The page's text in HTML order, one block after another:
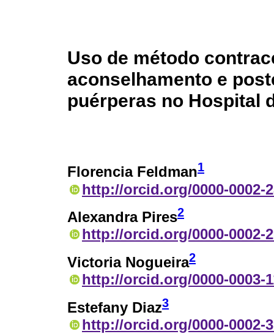
Uso de método
aconselhamento e
puérperas no Hospital
Florencia Feldman1
http://orcid.org/0000-0002-
Alexandra Pires2
http://orcid.org/0000-0002-
Victoria Nogueira2
http://orcid.org/0000-0003-
Estefany Diaz3
http://orcid.org/0000-0002-